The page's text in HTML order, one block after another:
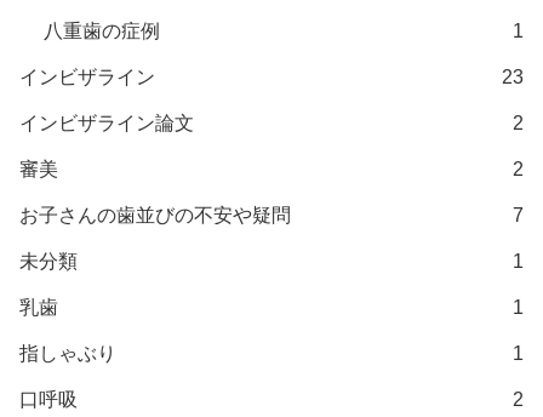
八重歯の症例 1
インビザライン 23
インビザライン論文 2
審美 2
お子さんの歯並びの不安や疑問 7
未分類 1
乳歯 1
指しゃぶり 1
口呼吸 2